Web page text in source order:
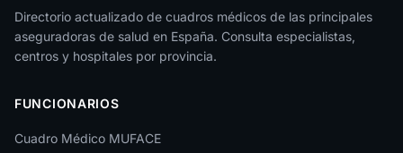
Jaén
La Rioja
León
Lleida
Directorio actualizado de cuadros médicos de las principales
aseguradoras de salud en España. Consulta especialistas,
centros y hospitales por provincia.
FUNCIONARIOS
Cuadro Médico MUFACE